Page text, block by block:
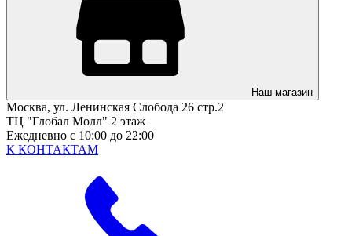
Наш магазин
Москва, ул. Ленинская Слобода 26 стр.2
ТЦ "Глобал Молл" 2 этаж
Ежедневно с 10:00 до 22:00
К КОНТАКТАМ